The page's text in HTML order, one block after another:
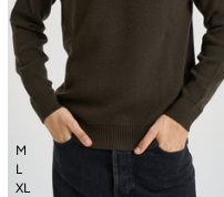
M
L
XL